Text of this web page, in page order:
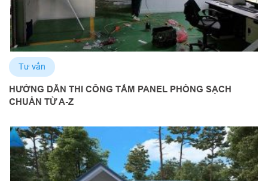
Tư vấn
HƯỚNG DẪN THI CÔNG TẤM PANEL PHÒNG SẠCH
CHUẨN TỪ A-Z